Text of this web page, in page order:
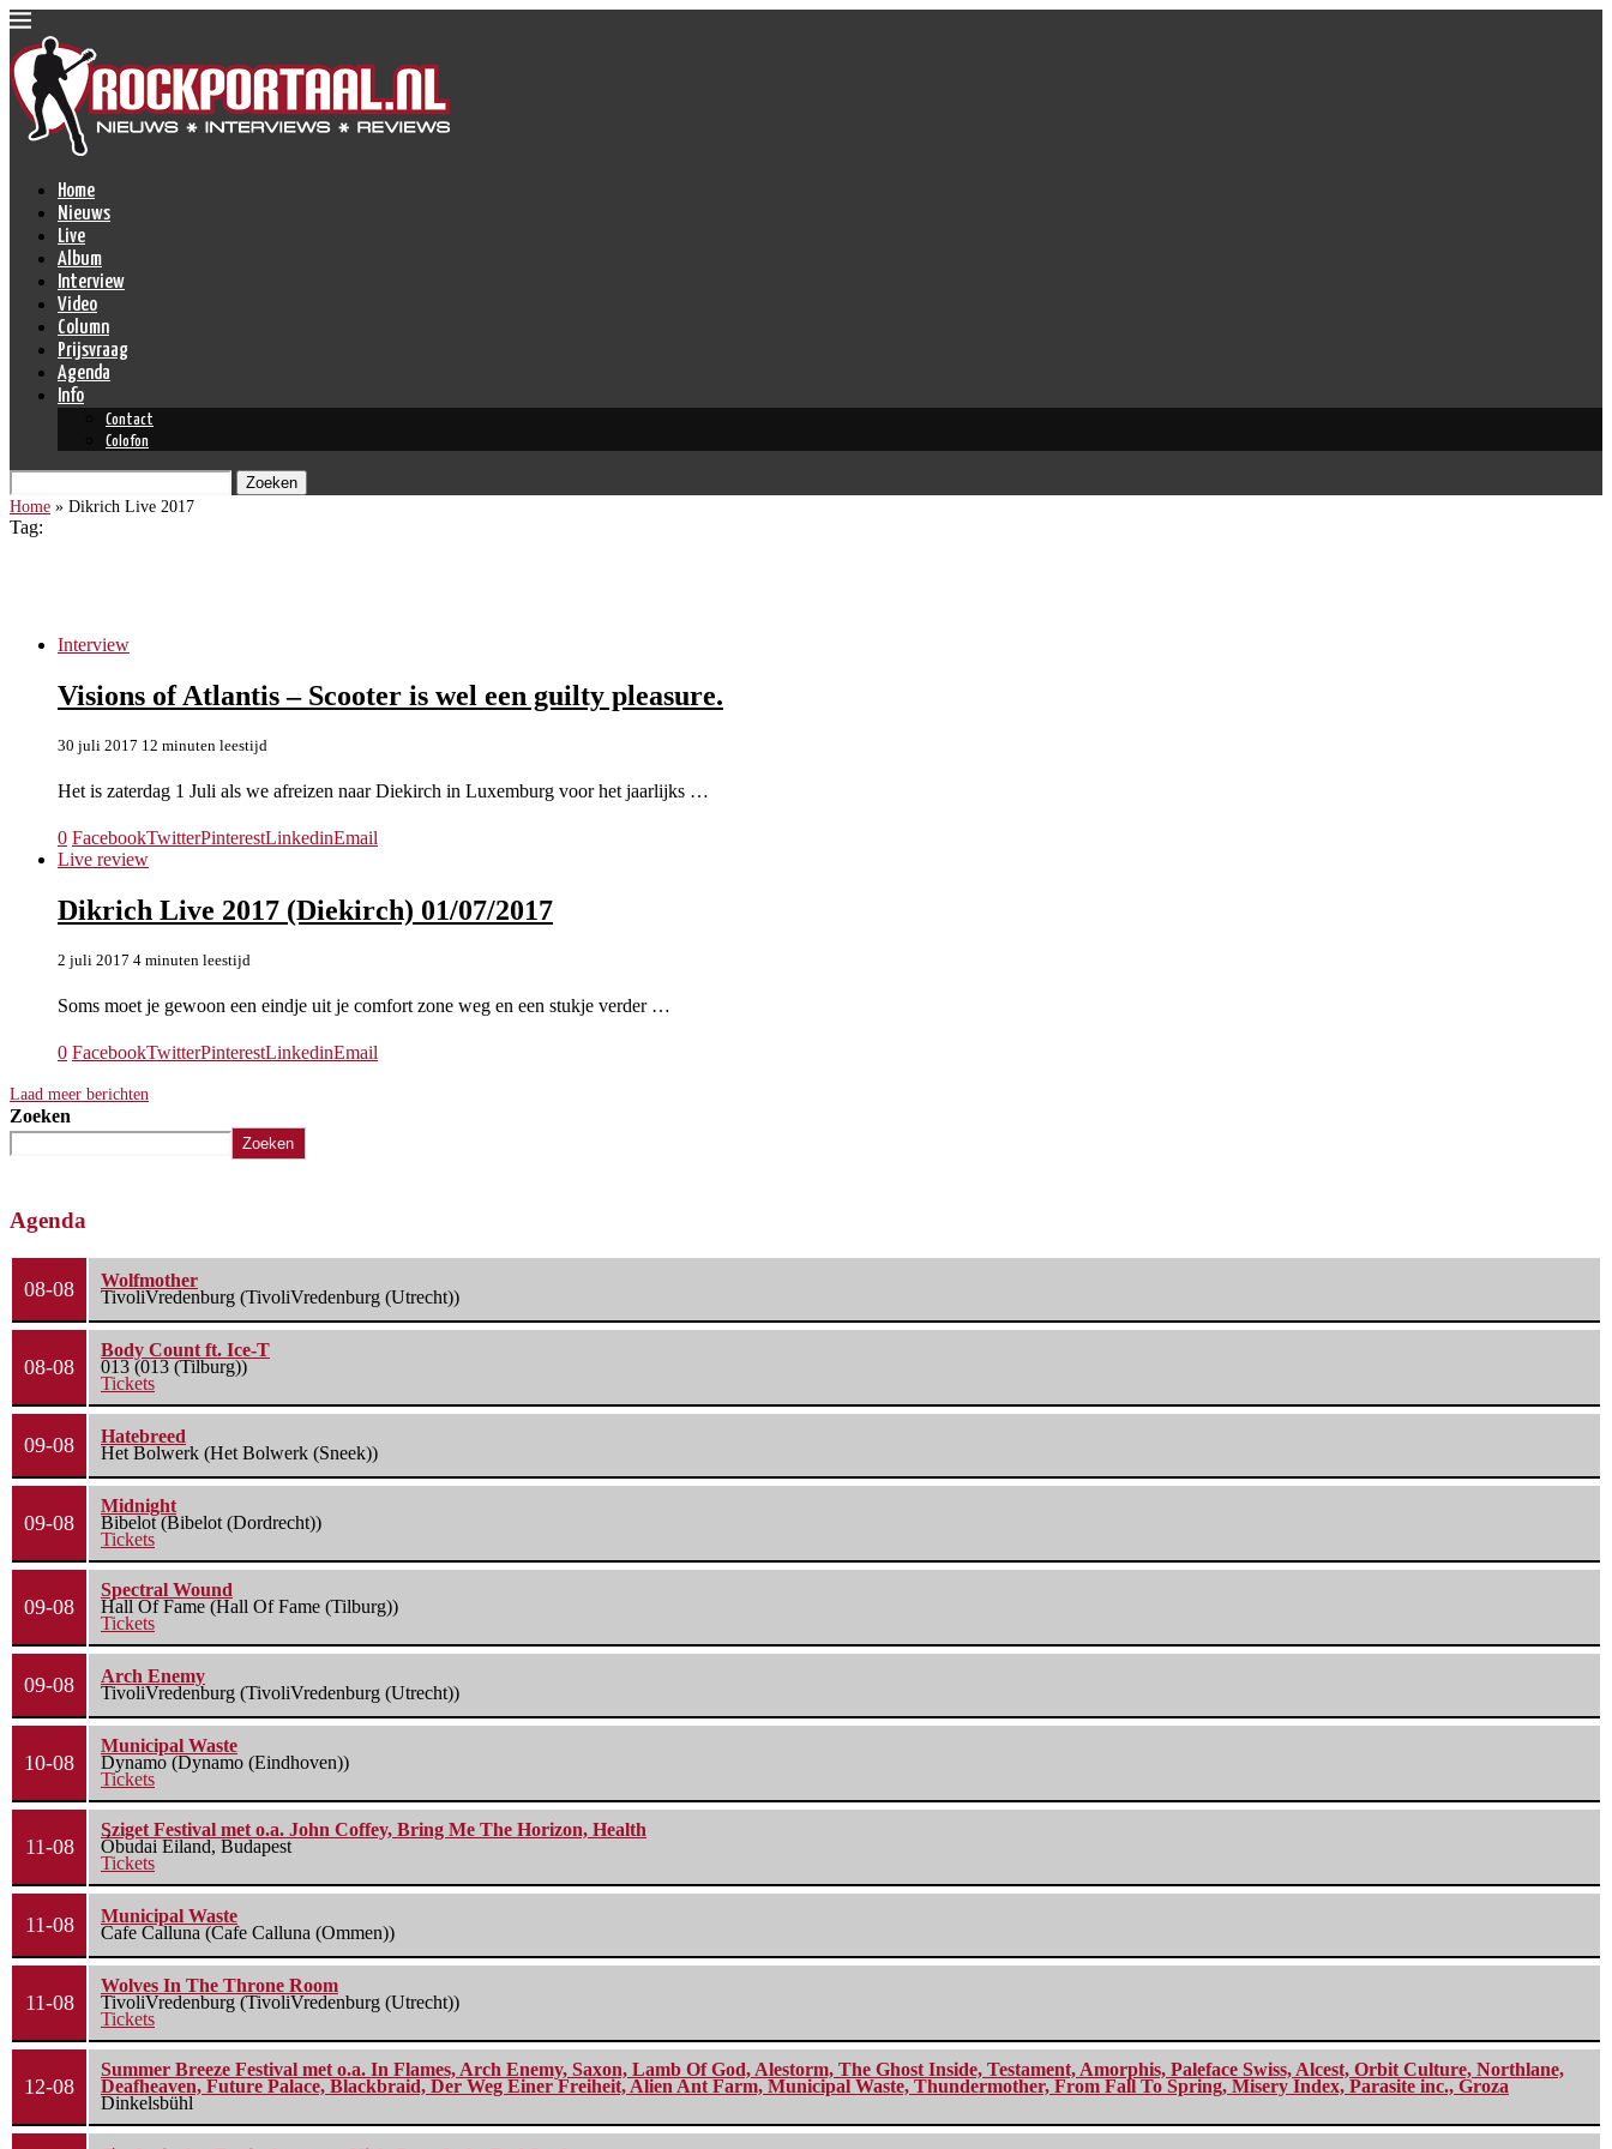
Home
Nieuws
Live
Album
Interview
Video
Column
Prijsvraag
Agenda
Info
Contact
Colofon
Zoeken
Home » Dikrich Live 2017
Tag:
Interview
Visions of Atlantis – Scooter is wel een guilty pleasure.
30 juli 2017 12 minuten leestijd
Het is zaterdag 1 Juli als we afreizen naar Diekirch in Luxemburg voor het jaarlijks …
0 FacebookTwitterPinterestLinkedinEmail
Live review
Dikrich Live 2017 (Diekirch) 01/07/2017
2 juli 2017 4 minuten leestijd
Soms moet je gewoon een eindje uit je comfort zone weg en een stukje verder …
0 FacebookTwitterPinterestLinkedinEmail
Laad meer berichten
Zoeken
Zoeken
Agenda
08-08
Wolfmother
TivoliVredenburg (TivoliVredenburg (Utrecht))
08-08
Body Count ft. Ice-T
013 (013 (Tilburg))
Tickets
09-08
Hatebreed
Het Bolwerk (Het Bolwerk (Sneek))
09-08
Midnight
Bibelot (Bibelot (Dordrecht))
Tickets
09-08
Spectral Wound
Hall Of Fame (Hall Of Fame (Tilburg))
Tickets
09-08
Arch Enemy
TivoliVredenburg (TivoliVredenburg (Utrecht))
10-08
Municipal Waste
Dynamo (Dynamo (Eindhoven))
Tickets
11-08
Sziget Festival met o.a. John Coffey, Bring Me The Horizon, Health
Óbudai Eiland, Budapest
Tickets
11-08
Municipal Waste
Cafe Calluna (Cafe Calluna (Ommen))
11-08
Wolves In The Throne Room
TivoliVredenburg (TivoliVredenburg (Utrecht))
Tickets
12-08
Summer Breeze Festival met o.a. In Flames, Arch Enemy, Saxon, Lamb Of God, Alestorm, The Ghost Inside, Testament, Amorphis, Paleface Swiss, Alcest, Orbit Culture, Northlane,
Deafheaven, Future Palace, Blackbraid, Der Weg Einer Freiheit, Alien Ant Farm, Municipal Waste, Thundermother, From Fall To Spring, Misery Index, Parasite inc., Groza
Dinkelsbühl